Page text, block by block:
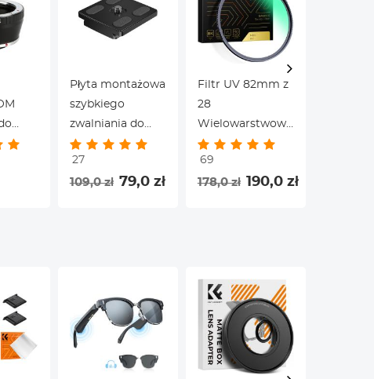
Płyta montażowa
szybkiego
zwalniania do
TM2324 TM2515
TM2534 TC2534
TM2534T TM2235
27
109,0 zł 79,0 zł
Filtr UV 82mm z
28
Wielowarstwowymi
Powłokami
HD/Hydroizolacja/Odporny
na
Seria Nano X
69
178,0 zł 190,0 zł